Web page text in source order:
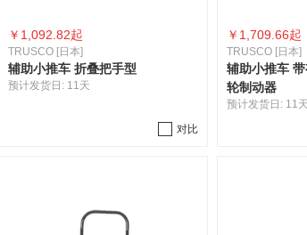
￥ 1,092.82起
TRUSCO [日本]
辅助小推车 折叠把手型
预计发货日: 11天
对比
￥ 1,709.66起
TRUSCO [日本]
辅助小推车
轮制动器
预计发货日: 11天